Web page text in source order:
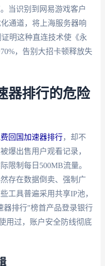
当识别到网易游戏客户
通道，将上海服务器响
明这种直连技术使《永
，告别大招卡顿释放失
器排行的危险
回国加速器排行，却不
爆出售用户观看记录，
限制每日500MB流量。
存在数据倒卖、强制广
工具普遍采用共享IP池，
器排行"榜首产品登录银行
用过，账户安全防线彻底